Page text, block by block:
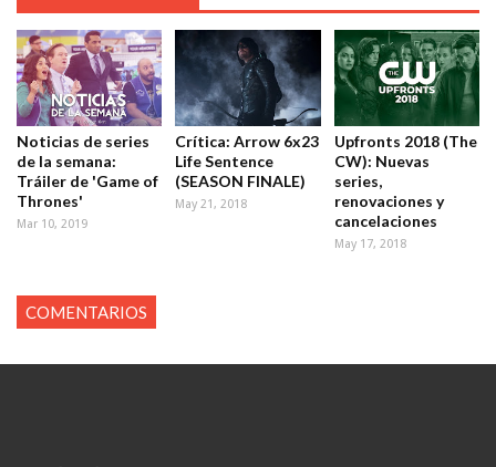
Noticias de series
de la semana:
Tráiler de 'Game of
Thrones'
Mar 10, 2019
Crítica: Arrow 6x23
Life Sentence
(SEASON FINALE)
May 21, 2018
Upfronts 2018 (The
CW): Nuevas
series,
renovaciones y
cancelaciones
May 17, 2018
COMENTARIOS